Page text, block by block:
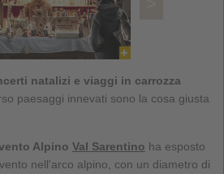
natalizi e viaggi in carrozza
paesaggi innevati sono la cosa giusta
Alpino Val Sarentino ha esposto
nell'arco alpino, con un diametro di